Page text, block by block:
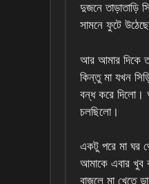
দুজনে তাড়াতাড়ি
সামনে ফুটে
আর আমার দিকে
কিন্তু মা যখন
বন্ধ করে দিলো।
চলছিলো।
একটু পরে মা ঘর
আমাকে এবার খুব
বাজলে মা খেতে